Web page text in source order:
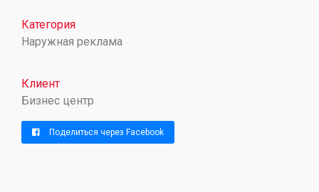
Категория
Наружная реклама
Клиент
Бизнес центр
Поделиться через Facebook